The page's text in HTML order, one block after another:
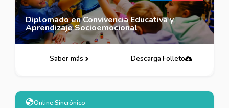
Diplomado en Convivencia Educativa y
Aprendizaje Socioemocional
Saber más Descarga Folleto
Online Sincrónico